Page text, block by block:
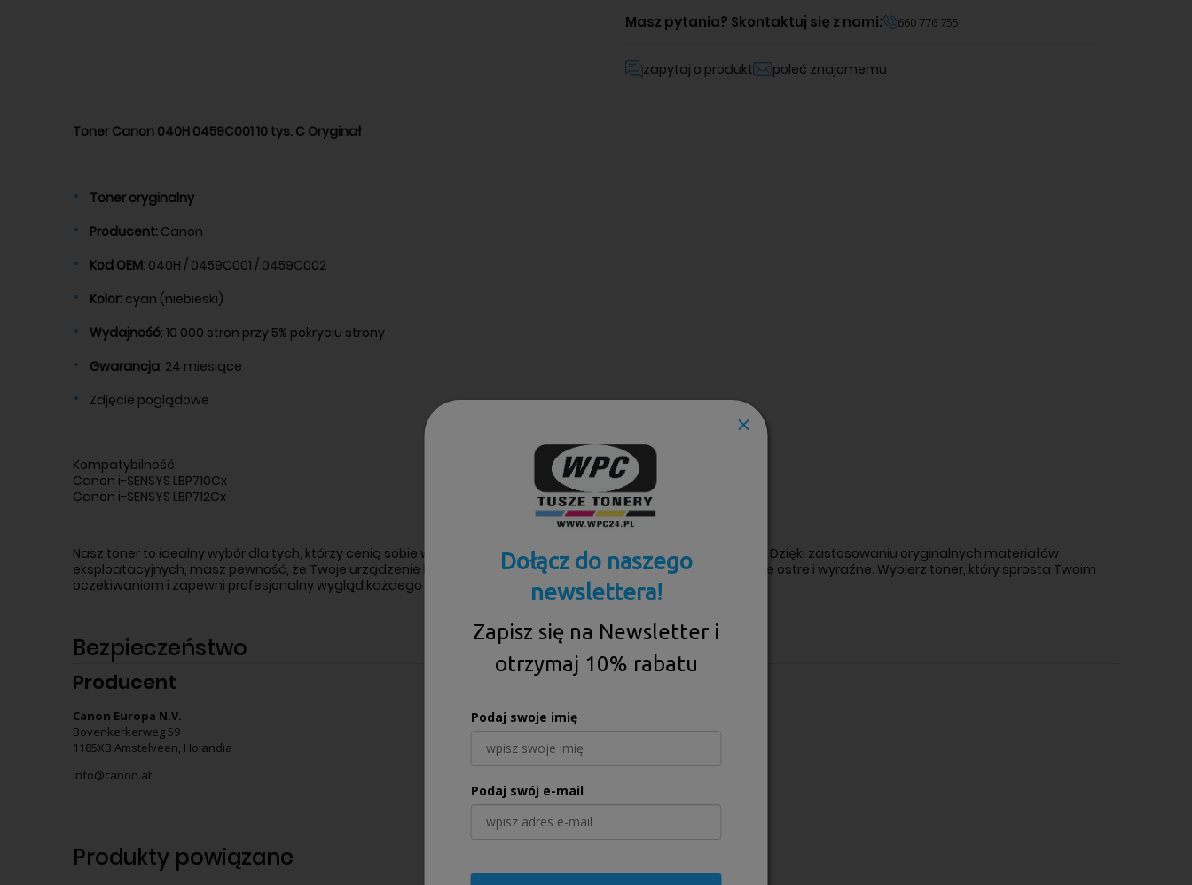
Masz pytania? Skontaktuj się z nami: 660 776 755
zapytaj o produkt poleć znajomemu
Toner Canon 040H 0459C001 10 tys. C Oryginał
Toner oryginalny
Producent: Canon
Kod OEM: 040H / 0459C001 / 0459C002
Kolor: cyan (niebieski)
Wydajność: 10 000 stron przy 5% pokryciu strony
Gwarancja: 24 miesiące
Zdjęcie poglądowe
Kompatybilność:
Canon i-SENSYS LBP710Cx
Canon i-SENSYS LBP712Cx
Nasz toner to idealny wybór dla tych, którzy cenią sobie wysoką jakość wydruków oraz długotrwałą wydajność. Dzięki zastosowaniu oryginalnych materiałów
eksploatacyjnych, masz pewność, że Twoje urządzenie będzie działać bezproblemowo, a wydruki będą zawsze ostre i wyraźne. Wybierz toner, który sprosta Twoim
oczekiwaniom i zapewni profesjonalny wygląd każdego dokumentu.
Bezpieczeństwo
Producent
Canon Europa N.V.
Bovenkerkerweg 59
1185XB Amstelveen, Holandia
info@canon.at
Produkty powiązane
Dołącz do naszego
newslettera!
Zapisz się na Newsletter i
otrzymaj 10% rabatu
Podaj swoje imię
Podaj swój e-mail